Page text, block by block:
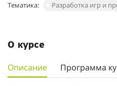
Тематика: Разработка игр и
О курсе
Описание Программа